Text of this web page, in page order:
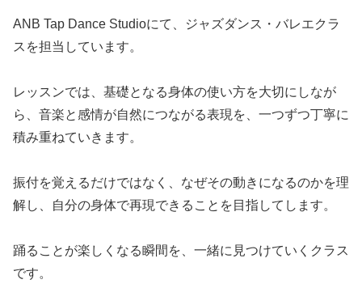
ANB Tap Dance Studioにて、ジャズダンス・バレエクラ
スを担当しています。
レッスンでは、基礎となる身体の使い方を大切にしなが
ら、音楽と感情が自然につながる表現を、一つずつ丁寧に
積み重ねていきます。
振付を覚えるだけではなく、なぜその動きになるのかを理
解し、自分の身体で再現できることを目指してします。
踊ることが楽しくなる瞬間を、一緒に見つけていくクラス
です。